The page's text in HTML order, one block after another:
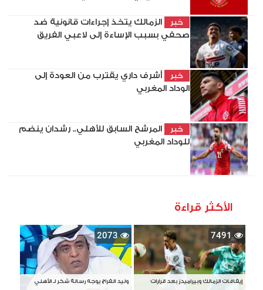
خبر
الزمالك يتخذ إجراءات قانونية ضد
صحفي بسبب الإساءة إلى لاعبي الفريق
خبر
أشرف داري يقترب من العودة إلى
الوداد المغربي
خبر
المرشح السابق للأهلي.. رشدان ينضم
للوداد المغربي
الأكثر قراءة
7491
إيقافات الزمالك وبيراميدز بعد قرارات
2073
وليد الفراج يوجه رسالة شكر لـ الأهلي